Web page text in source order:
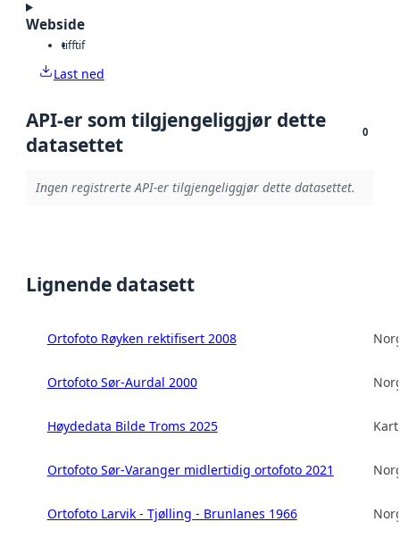
Webside
tifftif
Last ned
API-er som tilgjengeliggjør dette
datasettet
0
Ingen registrerte API-er tilgjengeliggjør dette datasettet.
Lignende datasett
Ortofoto Røyken rektifisert 2008
Ortofoto Sør-Aurdal 2000
Høydedata Bilde Troms 2025
Ortofoto Sør-Varanger midlertidig ortofoto 2021
Ortofoto Larvik - Tjølling - Brunlanes 1966